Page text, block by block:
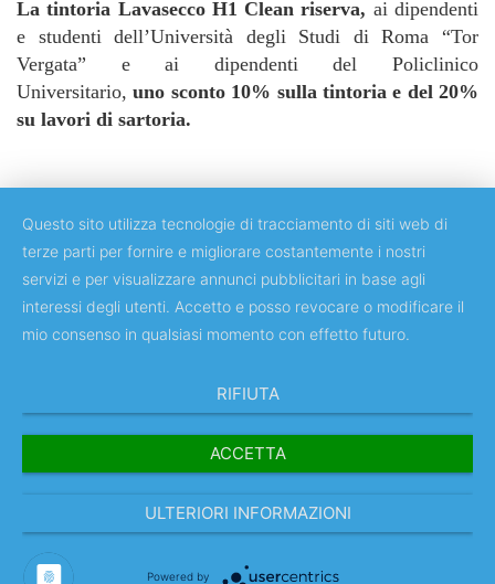
La tintoria Lavasecco H1 Clean riserva, ai dipendenti
e studenti dell’Università degli Studi di Roma “Tor
Vergata” e ai dipendenti del Policlinico
Universitario,uno sconto 10% sulla tintoria e del 20%
su lavori di sartoria.
Copyright © 2018 Università degli Studi di Roma "Tor Vergata"
Questo sito utilizza tecnologie di tracciamento di siti web di
terze parti per fornire e migliorare costantemente i nostri
servizi e per visualizzare annunci pubblicitari in base agli
interessi degli utenti. Accetto e posso revocare o modificare il
mio consenso in qualsiasi momento con effetto futuro.
RIFIUTA
ACCETTA
ULTERIORI INFORMAZIONI
Powered by